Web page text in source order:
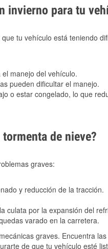
invierno para tu
tu vehículo está teniendo
manejo del vehículo.
pueden dificultar el manejo.
o estar congelado, lo que
de nieve?
graves:
y reducción de la tracción.
culata por la expansión del
varado en la carretera.
graves. Encuentra
de que tu vehículo esté